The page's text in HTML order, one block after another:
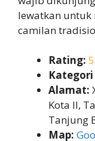
lewatkan untuk
camilan
Rating:
Kategori
Alamat:
Kota II,
Tanjung
Map: